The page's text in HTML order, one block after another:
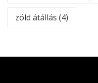
zöld átállás (4)